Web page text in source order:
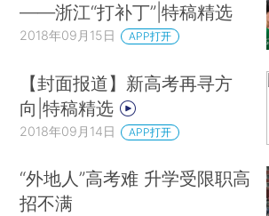
——浙江“打补丁”|特稿精选
2018年09月15日 APP打开
【封面报道】新高考再寻方
向|特稿精选
2018年09月14日 APP打开
“外地人”高考难 升学受限职高
招不满